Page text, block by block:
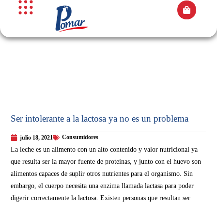
Ser intolerante a la lactosa ya no es un problema
julio 18, 2021 Consumidores
La leche es un alimento con un alto contenido y valor nutricional ya
que resulta ser la mayor fuente de proteínas, y junto con el huevo son
alimentos capaces de suplir otros nutrientes para el organismo. Sin
embargo, el cuerpo necesita una enzima llamada lactasa para poder
digerir correctamente la lactosa. Existen personas que resultan ser